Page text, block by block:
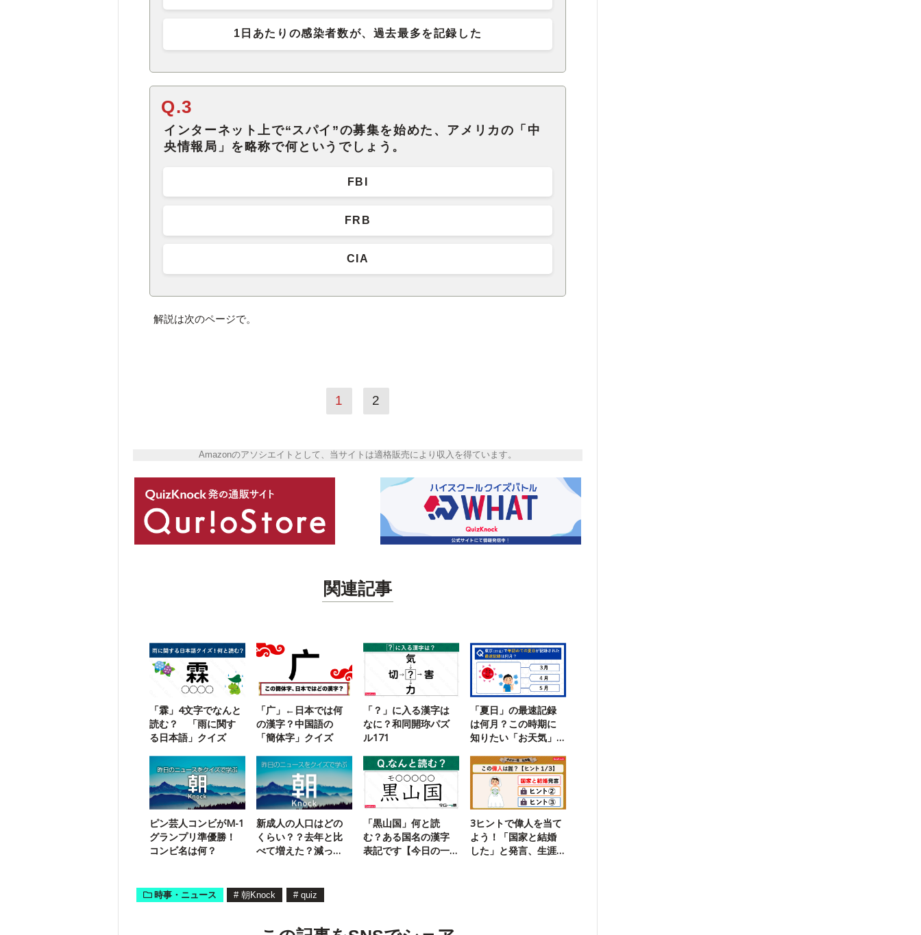
1日あたりの感染者数が、過去最多を記録した
Q.3
インターネット上で“スパイ”の募集を始めた、アメリカの「中
央情報局」を略称で何というでしょう。
FBI
FRB
CIA
解説は次のページで。
1 2
Amazonのアソシエイトとして、当サイトは適格販売により収入を得ています。
関連記事
「霖」4文字でなんと
読む？ 「雨に関す
る日本語」クイズ
「广」←日本では何
の漢字？中国語の
「簡体字」クイズ
「？」に入る漢字は
なに？和同開珎パズ
ル171
「夏日」の最速記録
は何月？この時期に
知りたい「お天気」
ピン芸人コンビがM-1
グランプリ準優勝！
コンビ名は何？
新成人の人口はどの
くらい？？去年と比
べて増えた？減っ
「黒山国」何と読
む？ある国名の漢字
表記です【今日の一
3ヒントで偉人を当て
よう！「国家と結婚
した」と発言、生涯
時事・ニュース # 朝Knock # quiz